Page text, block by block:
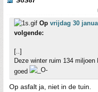
Op vrijdag 30
volgende:
[..]
Deze winter ruim 134
goed
Op asfalt ja, niet in de tuin.